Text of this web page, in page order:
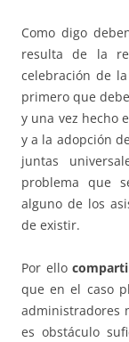
Como digo
resulta de la
celebración de
primero que
y una vez hecho
y a la adopción
juntas
problema que
alguno de los
de existir.
Por ello
que en el caso
administradores
es obstáculo